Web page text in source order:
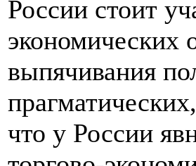
России стоит
экономических
выпячивания
что у России